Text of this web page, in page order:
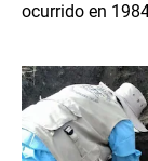
ocurrido en